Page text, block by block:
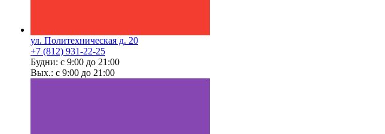
ул. Политехническая д. 20
+7 (812) 931-22-25
Будни: с 9:00 до 21:00
Вых.: с 9:00 до 21:00